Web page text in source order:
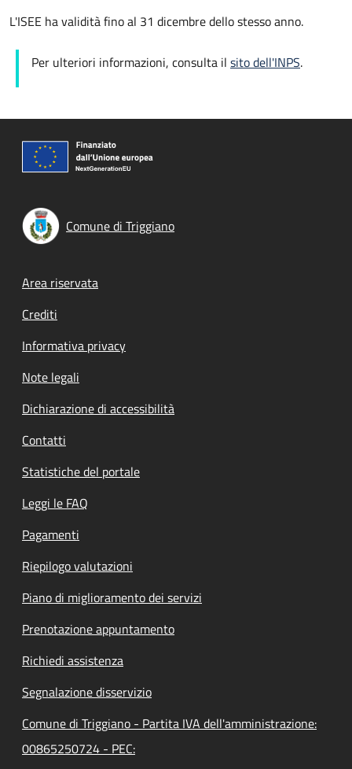
L'ISEE ha validità fino al 31 dicembre dello stesso anno.
Per ulteriori informazioni, consulta il sito dell'INPS.
Comune di Triggiano
Footer menu
Area riservata
Crediti
Informativa privacy
Note legali
Dichiarazione di accessibilità
Contatti
Statistiche del portale
Leggi le FAQ
Pagamenti
Riepilogo valutazioni
Piano di miglioramento dei servizi
Prenotazione appuntamento
Richiedi assistenza
Segnalazione disservizio
Comune di Triggiano - Partita IVA dell'amministrazione:
00865250724 - PEC: